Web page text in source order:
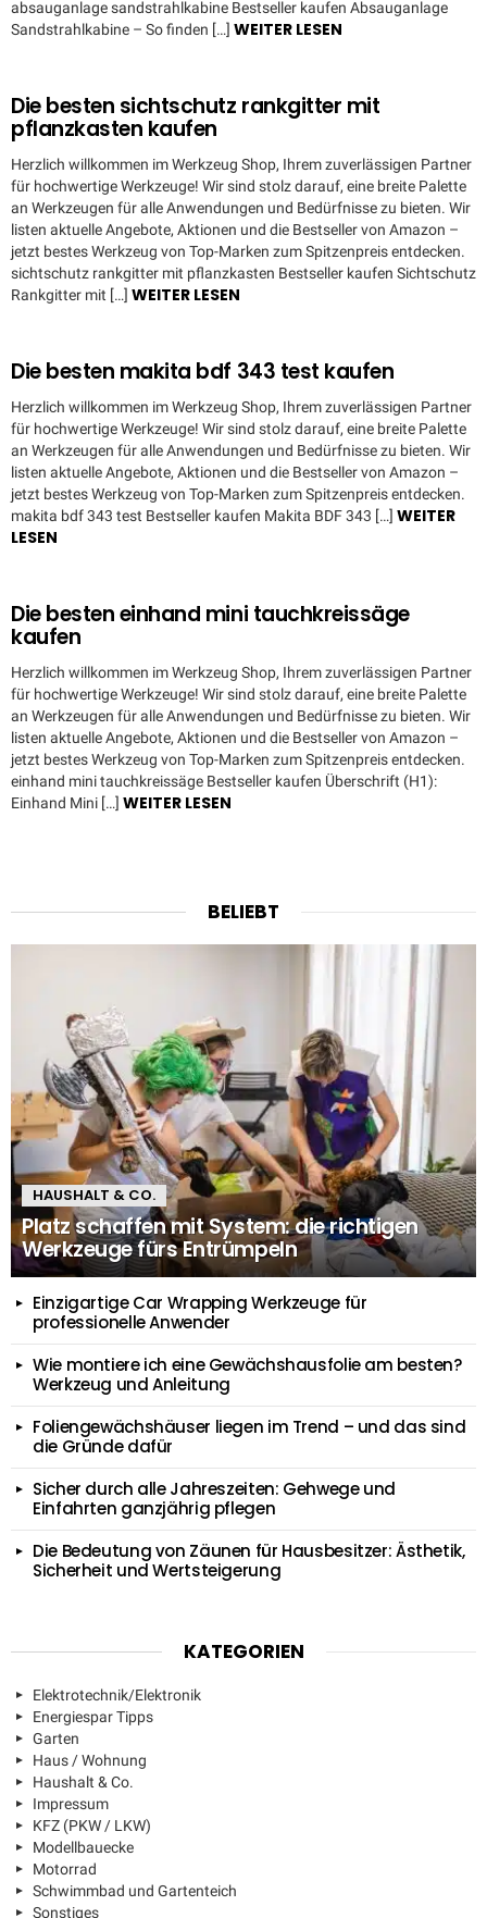
absauganlage sandstrahlkabine Bestseller kaufen Absauganlage
Sandstrahlkabine – So finden […] WEITER LESEN
Die besten sichtschutz rankgitter mit
pflanzkasten kaufen
Herzlich willkommen im Werkzeug Shop, Ihrem zuverlässigen Partner
für hochwertige Werkzeuge! Wir sind stolz darauf, eine breite Palette
an Werkzeugen für alle Anwendungen und Bedürfnisse zu bieten. Wir
listen aktuelle Angebote, Aktionen und die Bestseller von Amazon –
jetzt bestes Werkzeug von Top-Marken zum Spitzenpreis entdecken.
sichtschutz rankgitter mit pflanzkasten Bestseller kaufen Sichtschutz
Rankgitter mit […] WEITER LESEN
Die besten makita bdf 343 test kaufen
Herzlich willkommen im Werkzeug Shop, Ihrem zuverlässigen Partner
für hochwertige Werkzeuge! Wir sind stolz darauf, eine breite Palette
an Werkzeugen für alle Anwendungen und Bedürfnisse zu bieten. Wir
listen aktuelle Angebote, Aktionen und die Bestseller von Amazon –
jetzt bestes Werkzeug von Top-Marken zum Spitzenpreis entdecken.
makita bdf 343 test Bestseller kaufen Makita BDF 343 […] WEITER
LESEN
Die besten einhand mini tauchkreissäge
kaufen
Herzlich willkommen im Werkzeug Shop, Ihrem zuverlässigen Partner
für hochwertige Werkzeuge! Wir sind stolz darauf, eine breite Palette
an Werkzeugen für alle Anwendungen und Bedürfnisse zu bieten. Wir
listen aktuelle Angebote, Aktionen und die Bestseller von Amazon –
jetzt bestes Werkzeug von Top-Marken zum Spitzenpreis entdecken.
einhand mini tauchkreissäge Bestseller kaufen Überschrift (H1):
Einhand Mini […] WEITER LESEN
BELIEBT
HAUSHALT & CO.
Platz schaffen mit System: die richtigen
Werkzeuge fürs Entrümpeln
Einzigartige Car Wrapping Werkzeuge für
professionelle Anwender
Wie montiere ich eine Gewächshausfolie am besten?
Werkzeug und Anleitung
Foliengewächshäuser liegen im Trend – und das sind
die Gründe dafür
Sicher durch alle Jahreszeiten: Gehwege und
Einfahrten ganzjährig pflegen
Die Bedeutung von Zäunen für Hausbesitzer: Ästhetik,
Sicherheit und Wertsteigerung
KATEGORIEN
Elektrotechnik/Elektronik
Energiespar Tipps
Garten
Haus / Wohnung
Haushalt & Co.
Impressum
KFZ (PKW / LKW)
Modellbauecke
Motorrad
Schwimmbad und Gartenteich
Sonstiges